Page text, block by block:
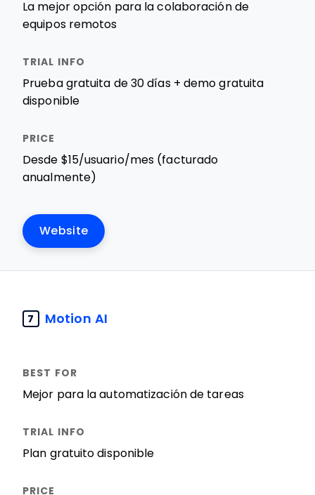
La mejor opción para la colaboración de
equipos remotos
Prueba gratuita de 30 días + demo gratuita
disponible
Desde $15/usuario/mes (facturado
anualmente)
Website
7 Motion AI
Mejor para la automatización de tareas
Plan gratuito disponible